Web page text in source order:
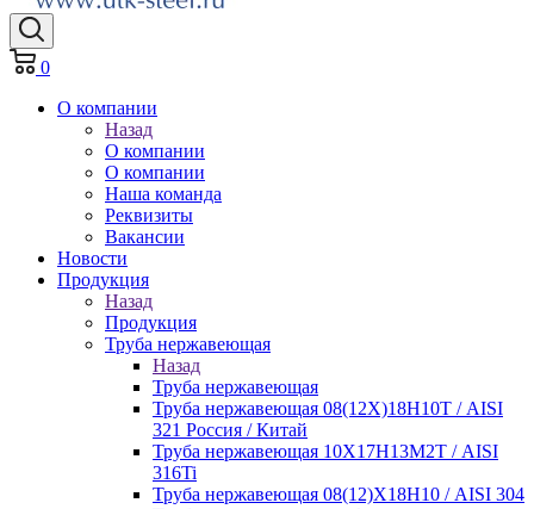
0
О компании
Назад
О компании
О компании
Наша команда
Реквизиты
Вакансии
Новости
Продукция
Назад
Продукция
Труба нержавеющая
Назад
Труба нержавеющая
Труба нержавеющая 08(12Х)18Н10Т / AISI
321 Россия / Китай
Труба нержавеющая 10Х17Н13М2Т / AISI
316Ti
Труба нержавеющая 08(12)Х18Н10 / AISI 304